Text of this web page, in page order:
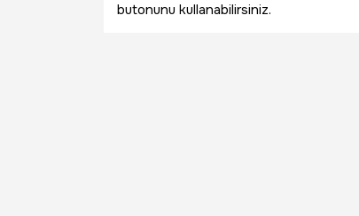
butonunu kullanabilirsiniz.